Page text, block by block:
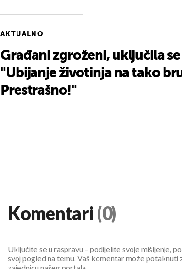
AKTUALNO
Građani zgroženi, uključila
"Ubijanje životinja na tako
Prestrašno!"
Komentari (0)
Uključite se u raspravu – podijelite svoje mišljenje,
svoj pogled na temu. Vaš komentar može potaknuti